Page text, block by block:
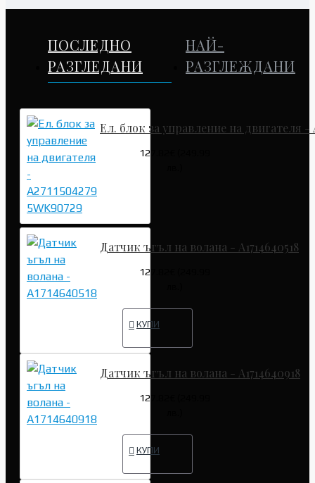
ПОСЛЕДНО
РАЗГЛЕДАНИ
НАЙ-
РАЗГЛЕЖДАНИ
Ел. блок за управление на двигателя -
127.82€ (249.99
Датчик ъгъл на волана - A1714640518
127.82€ (249.99
КУПИ
Датчик ъгъл на волана - A1714640918
127.82€ (249.99
КУПИ